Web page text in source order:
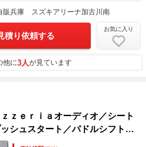
販兵庫 スズキアリーナ加古川南
積り依頼する
お気に入り
他に3人が見ています
ｅｒｉａオーディオ／シート
シュスタート／パドルシフト／
／ステアリングリモコン／横滑